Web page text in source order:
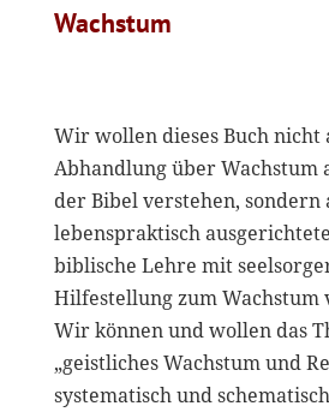
Wachstum
Wir wollen dieses Buch nicht
Abhandlung über Wachstum
der Bibel verstehen, sondern
lebenspraktisch
biblische Lehre mit
Hilfestellung zum
Wir können und wollen das
„geistliches Wachstum und
systematisch und